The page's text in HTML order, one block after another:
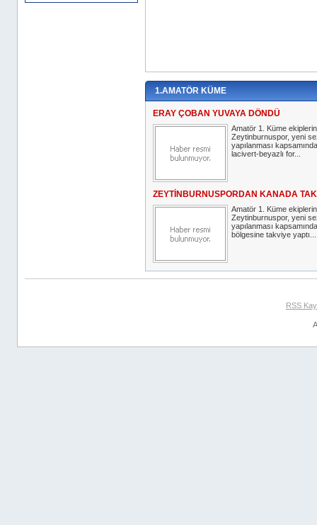
1.AMATÖR KÜME
ERAY ÇOBAN YUVAYA DÖNDÜ
Amatör 1. Küme
Zeytinburnuspor, yeni
yapılanması
lacivert-beyazlı for...
ZEYTİNBURNUSPORDAN KANADA
Amatör 1. Küme
Zeytinburnuspor, yeni
yapılanması
bölgesine takviye
RSS